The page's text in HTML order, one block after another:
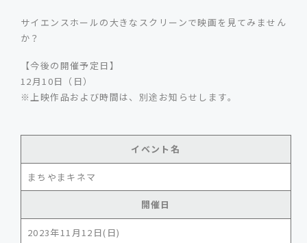
サイエンスホールの大きなスクリーンで映画を見てみません
か？
【今後の開催予定日】
12月10日（日）
※上映作品および時間は、別途お知らせします。
イベント名
まちやまキネマ
開催日
2023年11月12日(日)